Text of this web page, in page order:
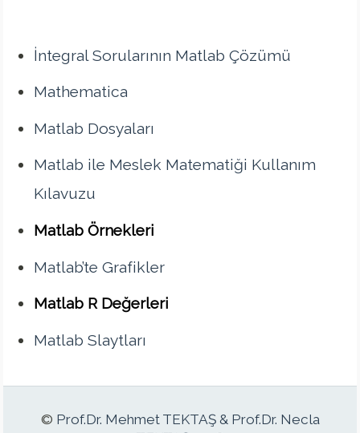
İntegral Sorularının Matlab Çözümü
Mathematica
Matlab Dosyaları
Matlab ile Meslek Matematiği Kullanım
Kılavuzu
Matlab Örnekleri
Matlab’te Grafikler
Matlab R Değerleri
Matlab Slaytları
© Prof.Dr. Mehmet TEKTAŞ & Prof.Dr. Necla